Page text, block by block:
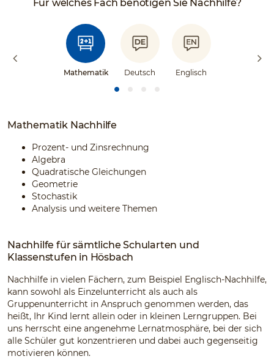
Für welches Fach benötigen Sie Nachhilfe?
Mathematik Deutsch Englisch
Mathematik Nachhilfe
Prozent- und Zinsrechnung
Algebra
Quadratische Gleichungen
Geometrie
Stochastik
Analysis und weitere Themen
Nachhilfe für sämtliche Schularten und
Klassenstufen in Hösbach
Nachhilfe in vielen Fächern, zum Beispiel Englisch-Nachhilfe,
kann sowohl als Einzelunterricht als auch als
Gruppenunterricht in Anspruch genommen werden, das
heißt, Ihr Kind lernt allein oder in kleinen Lerngruppen. Bei
uns herrscht eine angenehme Lernatmosphäre, bei der sich
alle Schüler gut konzentrieren und dabei auch gegenseitig
motivieren können.